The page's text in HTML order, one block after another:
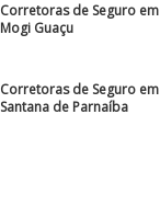
Corretoras de Seguro em
Mogi Guaçu
Corretoras de Seguro em
Santana de Parnaíba